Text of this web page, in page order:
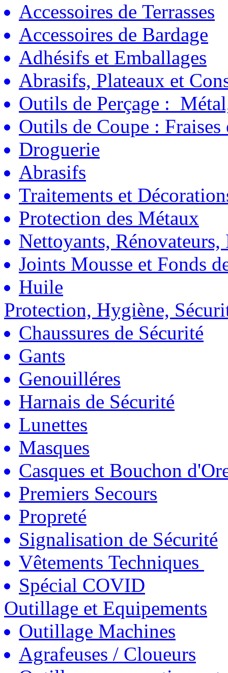
Accessoires de Terrasses
Accessoires de Bardage
Adhésifs et Emballages
Abrasifs, Plateaux et
Outils de Perçage :
Outils de Coupe : Fraises
Droguerie
Abrasifs
Traitements et
Protection des Métaux
Nettoyants, Rénovateurs,
Joints Mousse et Fonds
Huile
Protection, Hygiène,
Chaussures de Sécurité
Gants
Genouilléres
Harnais de Sécurité
Lunettes
Masques
Casques et Bouchon
Premiers Secours
Propreté
Signalisation de Sécurité
Vêtements Techniques
Spécial COVID
Outillage et Equipements
Outillage Machines
Agrafeuses / Cloueurs